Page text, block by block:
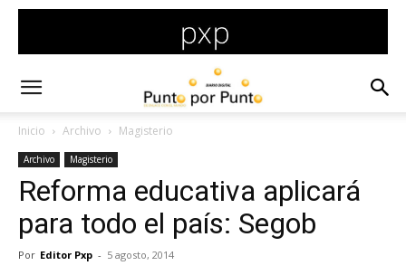
Inicio Archivo Magisterio
Archivo Magisterio
Reforma educativa aplicará
para todo el país: Segob
Por Editor Pxp - 5 agosto, 2014